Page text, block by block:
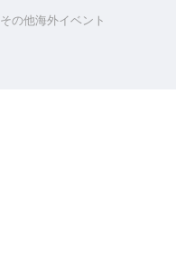
その他海外イベント